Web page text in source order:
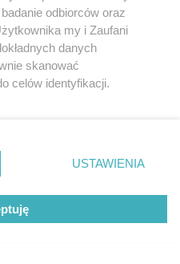
Polonia
Kto zdobył
odbiorców oraz
my i Zaufani
danych
skanować
celów identyfikacji.
ustawień prywatności
rogu strony
nie wymagają zgody
sprzeciwić się takiemu
miały zastosowanie tylko
USTAWIENIA